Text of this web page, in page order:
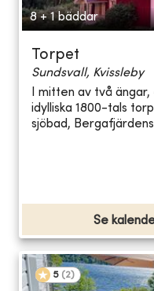
8 + 1 bäddar
Torpet
Sundsvall, Kvissleby
I mitten av två
idylliska 1800-tals
sjöbad,
Se
5 (2)